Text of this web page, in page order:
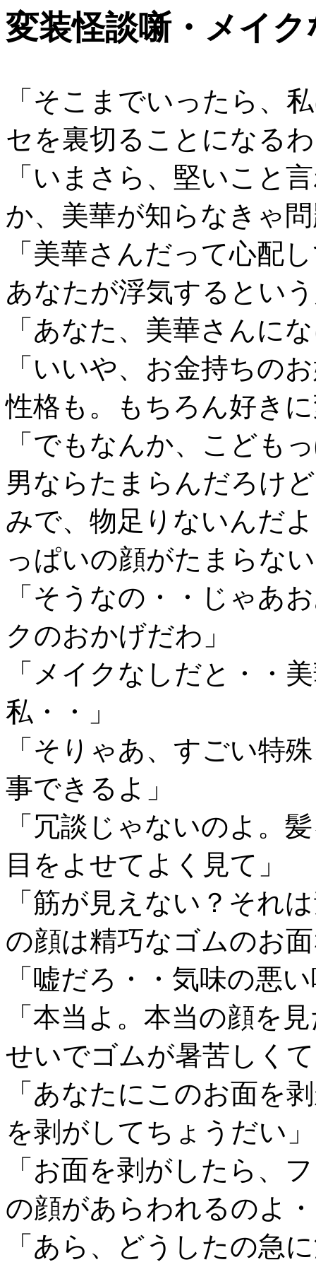
変装怪談噺・メイ
「そこまでいったら、
セを裏切ることになる
「いまさら、堅いこと
か、美華が知らなきゃ
「美華さんだって心配
あなたが浮気するとい
「あなた、美華さんに
「いいや、お金持ちの
性格も。もちろん好き
「でもなんか、こども
男ならたまらんだろけ
みで、物足りないんだ
っぱいの顔がたまらな
「そうなの・・じゃあ
クのおかげだわ」
「メイクなしだと・・
私・・」
「そりゃあ、すごい特
事できるよ」
「冗談じゃないのよ。
目をよせてよく見て」
「筋が見えない？それ
の顔は精巧なゴムのお
「嘘だろ・・気味の悪
「本当よ。本当の顔を
せいでゴムが暑苦しく
「あなたにこのお面を
を剥がしてちょうだい」
「お面を剥がしたら、
の顔があらわれるのよ
「あら、どうしたの急